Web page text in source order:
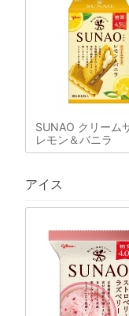
SUNAO クリーム
レモン＆バニラ
アイス